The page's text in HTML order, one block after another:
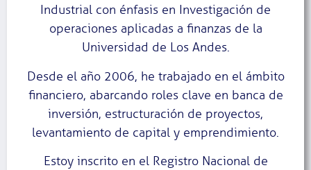
Industrial con énfasis en Investigación de
operaciones aplicadas a finanzas de la
Universidad de Los Andes.
Desde el año 2006, he trabajado en el ámbito
financiero, abarcando roles clave en banca de
inversión, estructuración de proyectos,
levantamiento de capital y emprendimiento.
Estoy inscrito en el Registro Nacional de